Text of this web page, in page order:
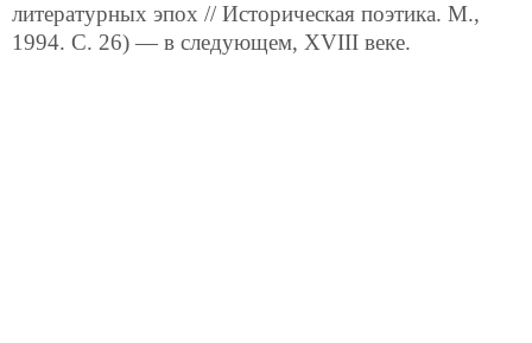
литературных эпох // Историческая поэтика. М.,
1994. С. 26) — в следующем, XVIII веке.